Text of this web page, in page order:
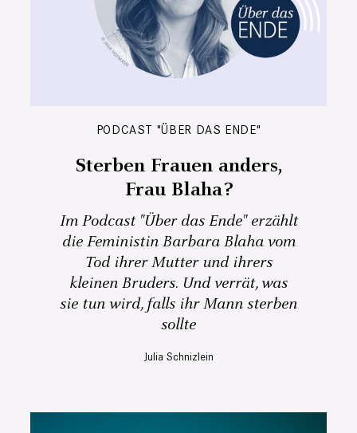
PODCAST "ÜBER DAS ENDE"
Sterben Frauen anders,
Frau Blaha?
Im Podcast "Über das Ende" erzählt
die Feministin Barbara Blaha vom
Tod ihrer Mutter und ihrers
kleinen Bruders. Und verrät, was
sie tun wird, falls ihr Mann sterben
sollte
Julia Schnizlein